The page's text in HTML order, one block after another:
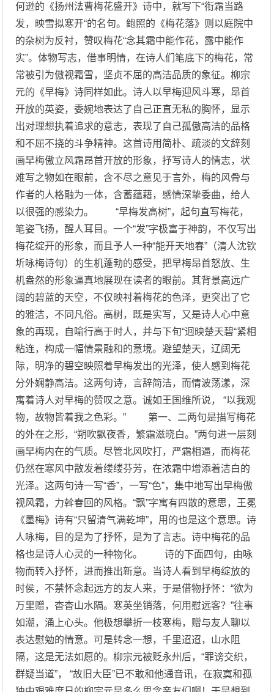
何逊的《扬州法曹梅花盛开》诗中，就写下“衔霜当路
发，映雪拟寒开“的名句。鲍照的《梅花落》则以庭院中
的杂树为反衬，赞叹梅花“念其霜中能作花，露中能作
实”。体物写志，借事明情，在诗人们笔底下的梅花，常
常被引为傲视霜雪，坚贞不屈的高洁品质的象征。柳宗
元的《早梅》诗同样如此。诗人以早梅迎风斗寒，昂首
开放的英姿，委婉地表达了自己正直无私的胸怀，显示
出对理想执着追求的意志，表现了自己孤傲高洁的品格
和不屈不挠的斗争精神。这首诗用简朴、疏淡的文辞刻
画早梅傲立风霜昂首开放的形象，抒写诗人的情志，状
难写之物如在眼前，含不尽之意见于言外，梅的风骨与
作者的人格融为一体，含蓄蕴藉，感情深挚委曲，给人
以很强的感染力。 “早梅发高树”，起句直写梅花，
笔姿飞扬，醒人耳目。一个“发”字极富于神韵，不仅写出
梅花绽开的形象，而且予人一种“能开天地春”（清人沈钦
圻咏梅诗句）的生机蓬勃的感受，把早梅昂首怒放、生
机盎然的形象逼真地展现在读者的眼前。其背景高远广
阔的碧蓝的天空，不仅映衬着梅花的色泽，更突出了它
的雅洁，不同凡俗。高树，既是实写，又是诗人心中意
象的再现，自喻行高于时人，并与下旬“迥映楚天碧“紧相
粘连，构成一幅情景融和的意境。避望楚天，辽阔无
际，明净的碧空映照着早梅发出的光泽，使人感到梅花
分外娴静高洁。这两句诗，言辞简洁，而情波荡漾，深
寓着诗人对早梅的赞叹之意。诚如王国维所说， “以我观
物，故物皆着我之色彩。” 第一、二两句是描写梅花
的外在之形，“朔吹飘夜香，繁霜滋晓白。”两句进一层刻
画早梅内在的气质。尽管北风吹打，严霜相逼，而梅花
仍然在寒风中散发着缕缕芬芳，在浓霜中增添着洁白的
光泽。这两句诗一写“香”，一写“色”，集中地写出早梅傲
视风霜，力斡春回的风格。“飘”字寓有四散的意思，王冕
《墨梅》诗有“只留清气满乾坤”，用的也是这个意思。诗
人咏梅，目的是为了抒怀，是为了言志。诗中梅花的品
格也是诗人心灵的一种物化。 诗的下面四句，由咏
物而转入抒怀，进而推出新意。当诗人看到早梅绽放的
时侯，不禁怀念起远方的友人来，于是借物抒怀：“欲为
万里赠，杳杳山水隔。寒英坐销落，何用慰远客？”往事
如潮，涌上心头。他极想攀折一枝寒梅，赠与友人聊以
表达慰勉的情意。可是转念一想，千里迢迢，山水阻
隔，这是无法如愿的。柳宗元被贬永州后，“罪谤交织，
群疑当道”， “故旧大臣”已不敢和他通音讯，在寂寞和孤